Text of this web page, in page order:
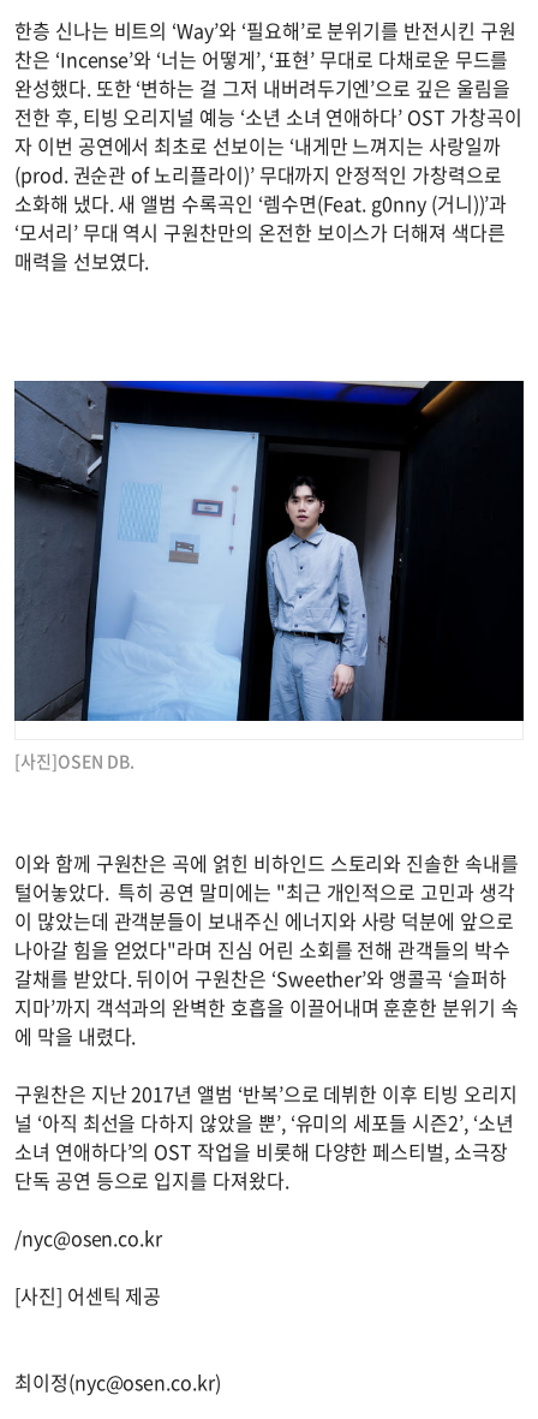
한층 신나는 비트의 ‘Way’와 ‘필요해’로 분위기를 반전시킨 구원
찬은 ‘Incense’와 ‘너는 어떻게’, ‘표현’ 무대로 다채로운 무드를
완성했다. 또한 ‘변하는 걸 그저 내버려두기엔’으로 깊은 울림을
전한 후, 티빙 오리지널 예능 ‘소년 소녀 연애하다’ OST 가창곡이
자 이번 공연에서 최초로 선보이는 ‘내게만 느껴지는 사랑일까
(prod. 권순관 of 노리플라이)’ 무대까지 안정적인 가창력으로
소화해 냈다. 새 앨범 수록곡인 ‘렘수면(Feat. g0nny (거니))’과
‘모서리’ 무대 역시 구원찬만의 온전한 보이스가 더해져 색다른
매력을 선보였다.
[사진]OSEN DB.
이와 함께 구원찬은 곡에 얽힌 비하인드 스토리와 진솔한 속내를
털어놓았다. 특히 공연 말미에는 "최근 개인적으로 고민과 생각
이 많았는데 관객분들이 보내주신 에너지와 사랑 덕분에 앞으로
나아갈 힘을 얻었다"라며 진심 어린 소회를 전해 관객들의 박수
갈채를 받았다. 뒤이어 구원찬은 ‘Sweether’와 앵콜곡 ‘슬퍼하
지마’까지 객석과의 완벽한 호흡을 이끌어내며 훈훈한 분위기 속
에 막을 내렸다.
구원찬은 지난 2017년 앨범 ‘반복’으로 데뷔한 이후 티빙 오리지
널 ‘아직 최선을 다하지 않았을 뿐’, ‘유미의 세포들 시즌2’, ‘소년
소녀 연애하다’의 OST 작업을 비롯해 다양한 페스티벌, 소극장
단독 공연 등으로 입지를 다져왔다.
/nyc@osen.co.kr
[사진] 어센틱 제공
최이정(nyc@osen.co.kr)